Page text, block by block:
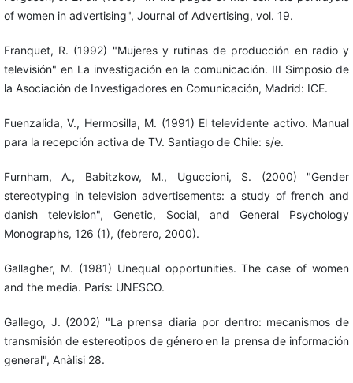
of women in advertising", Journal of Advertising, vol. 19.
Franquet, R. (1992) "Mujeres y rutinas de producción en radio y
televisión" en La investigación en la comunicación. III Simposio de
la Asociación de Investigadores en Comunicación, Madrid: ICE.
Fuenzalida, V., Hermosilla, M. (1991) El televidente activo. Manual
para la recepción activa de TV. Santiago de Chile: s/e.
Furnham, A., Babitzkow, M., Uguccioni, S. (2000) "Gender
stereotyping in television advertisements: a study of french and
danish television", Genetic, Social, and General Psychology
Monographs, 126 (1), (febrero, 2000).
Gallagher, M. (1981) Unequal opportunities. The case of women
and the media. París: UNESCO.
Gallego, J. (2002) "La prensa diaria por dentro: mecanismos de
transmisión de estereotipos de género en la prensa de información
general", Anàlisi 28.